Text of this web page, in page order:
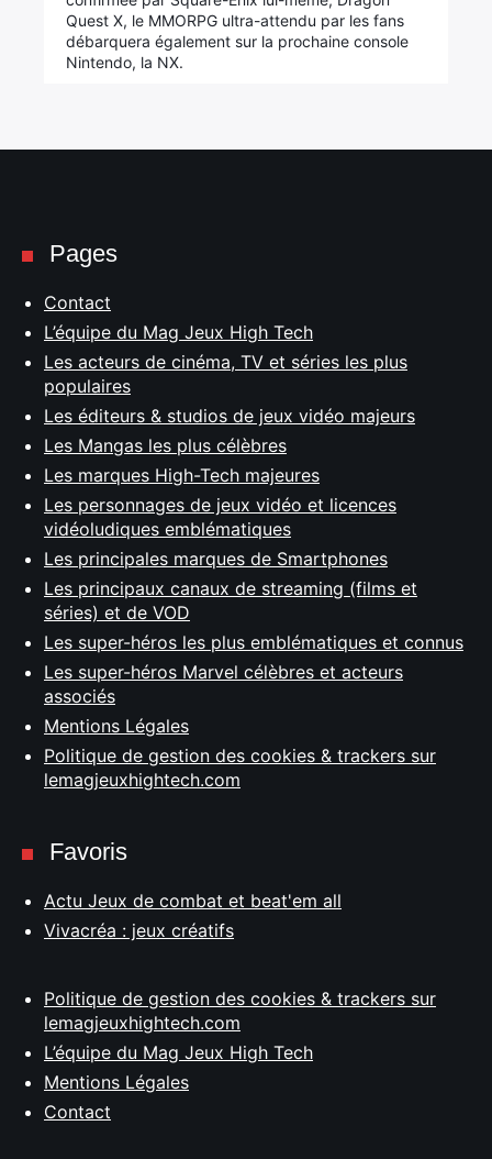
Quest X, le MMORPG ultra-attendu par les fans
débarquera également sur la prochaine console
Nintendo, la NX.
Pages
Contact
L’équipe du Mag Jeux High Tech
Les acteurs de cinéma, TV et séries les plus
populaires
Les éditeurs & studios de jeux vidéo majeurs
Les Mangas les plus célèbres
Les marques High-Tech majeures
Les personnages de jeux vidéo et licences
vidéoludiques emblématiques
Les principales marques de Smartphones
Les principaux canaux de streaming (films et
séries) et de VOD
Les super-héros les plus emblématiques et connus
Les super-héros Marvel célèbres et acteurs
associés
Mentions Légales
Politique de gestion des cookies & trackers sur
lemagjeuxhightech.com
Favoris
Actu Jeux de combat et beat'em all
Vivacréa : jeux créatifs
Politique de gestion des cookies & trackers sur
lemagjeuxhightech.com
L’équipe du Mag Jeux High Tech
Mentions Légales
Contact